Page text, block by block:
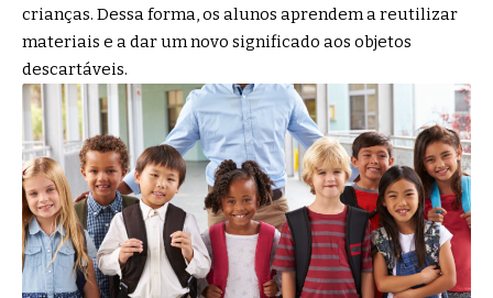
crianças. Dessa forma, os alunos aprendem a reutilizar
materiais e a dar um novo significado aos objetos
descartáveis.